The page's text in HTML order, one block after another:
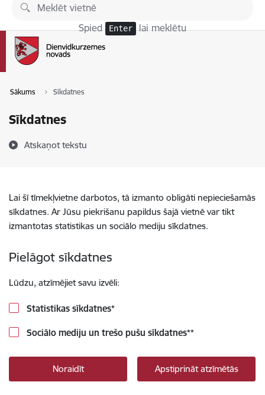
Pāriet uz lapas saturu
Spied Enter lai meklētu
Sākums Sīkdatnes
Sīkdatnes
Atskaņot tekstu
Lai šī tīmekļvietne darbotos, tā izmanto obligāti nepieciešamās
sīkdatnes. Ar Jūsu piekrišanu papildus šajā vietnē var tikt
izmantotas statistikas un sociālo mediju sīkdatnes.
Pielāgot sīkdatnes
Lūdzu, atzīmējiet savu izvēli:
Statistikas sīkdatnes*
Sociālo mediju un trešo pušu sīkdatnes**
Noraidīt Apstiprināt atzīmētās